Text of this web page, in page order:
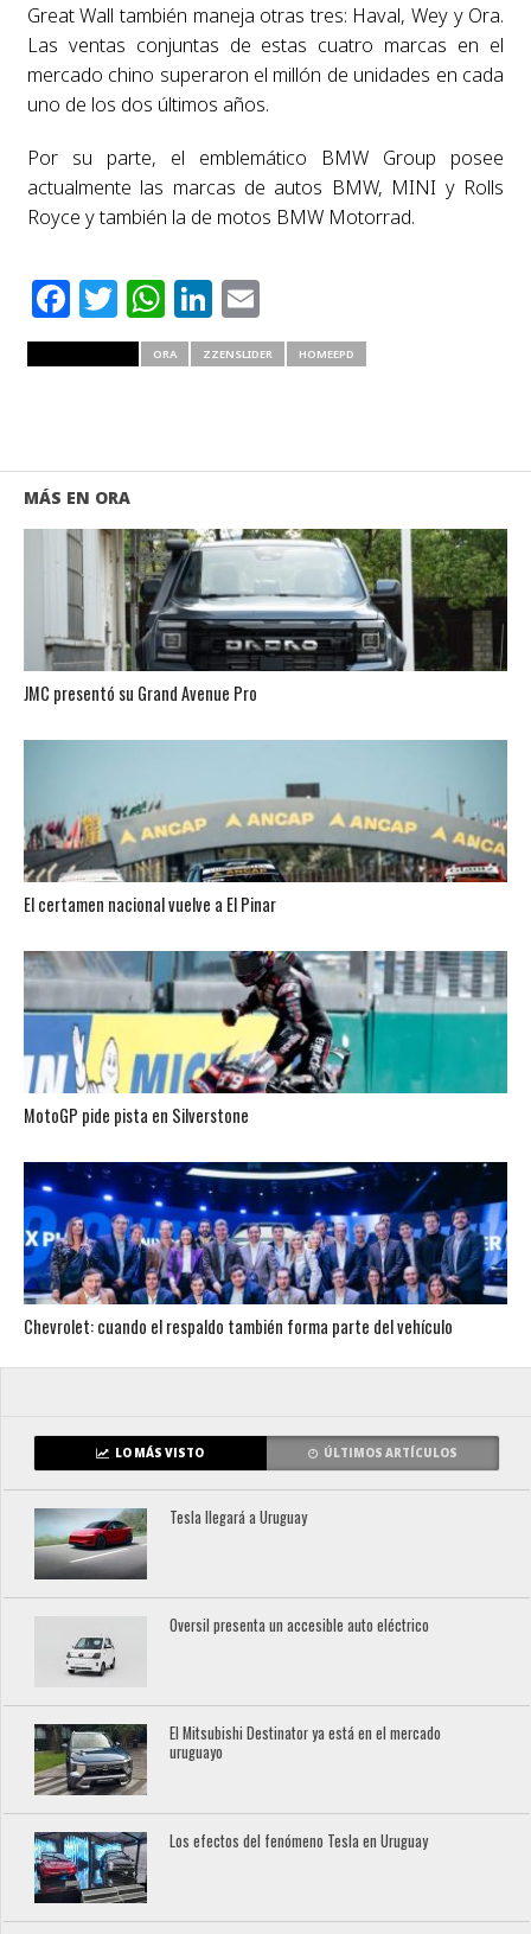
Great Wall también maneja otras tres: Haval, Wey y Ora.
Las ventas conjuntas de estas cuatro marcas en el
mercado chino superaron el millón de unidades en cada
uno de los dos últimos años.
Por su parte, el emblemático BMW Group posee
actualmente las marcas de autos BMW, MINI y Rolls
Royce y también la de motos BMW Motorrad.
Facebook
Twitter
WhatsApp
LinkedIn
Email
ORA ZZENSLIDER HOMEEPD
MÁS EN ORA
JMC presentó su Grand Avenue Pro
El certamen nacional vuelve a El Pinar
MotoGP pide pista en Silverstone
Chevrolet: cuando el respaldo también forma parte del vehículo
LO MÁS VISTO ÚLTIMOS ARTÍCULOS
Tesla llegará a Uruguay
Oversil presenta un accesible auto eléctrico
El Mitsubishi Destinator ya está en el mercado
uruguayo
Los efectos del fenómeno Tesla en Uruguay